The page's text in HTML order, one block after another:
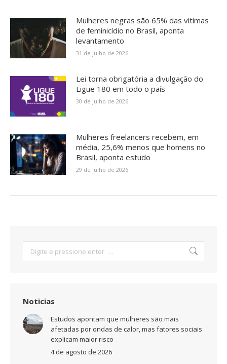
Mulheres negras são 65% das vítimas
de feminicídio no Brasil, aponta
levantamento
31 de julho de 2026
Lei torna obrigatória a divulgação do
Ligue 180 em todo o país
30 de julho de 2026
Mulheres freelancers recebem, em
média, 25,6% menos que homens no
Brasil, aponta estudo
29 de julho de 2026
Noticias
Estudos apontam que mulheres são mais
afetadas por ondas de calor, mas fatores sociais
explicam maior risco
4 de agosto de 2026